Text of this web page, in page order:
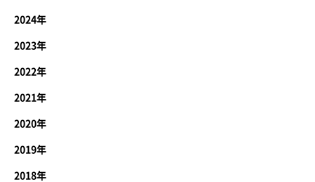
2024年
2023年
2022年
2021年
2020年
2019年
2018年